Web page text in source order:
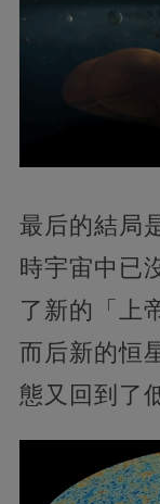
最后的結局
時宇宙中已
了新的「上
而后新的恒
態又回到了